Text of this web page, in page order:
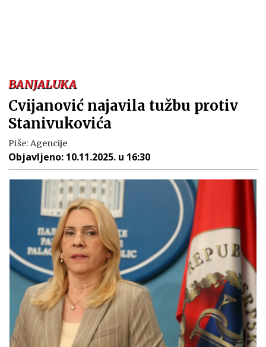
BANJALUKA
Cvijanović najavila tužbu protiv
Stanivukovića
Piše: Agencije
Objavljeno: 10.11.2025. u 16:30